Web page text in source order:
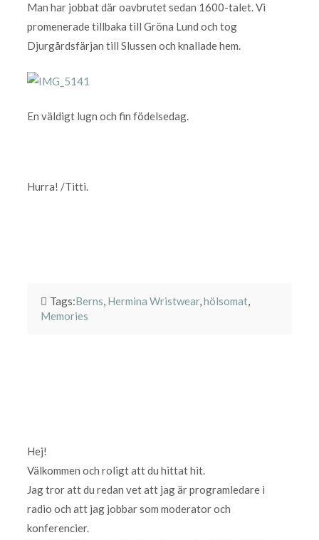
Man har jobbat där oavbrutet sedan 1600-talet. Vi
promenerade tillbaka till Gröna Lund och tog
Djurgårdsfärjan till Slussen och knallade hem.
En väldigt lugn och fin födelsedag.
Hurra! /Titti.
Tags:Berns Hermina Wristwear,hölsomat
Memories
Hej!
Välkommen och roligt att du hittat hit.
Jag tror att du redan vet att jag är programledare i
radio och att jag jobbar som moderator och
konferencier.